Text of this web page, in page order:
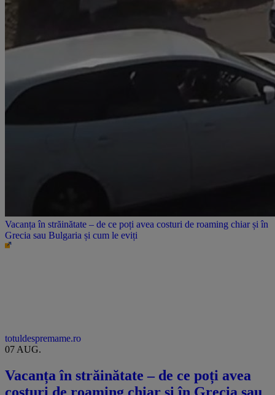
Vacanța în străinătate – de ce poți avea costuri de roaming chiar și în
Grecia sau Bulgaria și cum le eviți
totuldespremame.ro
07 AUG.
Vacanța în străinătate – de ce poți avea